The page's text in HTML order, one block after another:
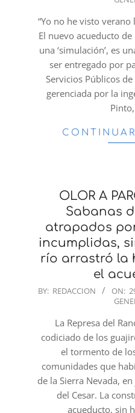
29
“Yo no he visto verano
El nuevo acueducto de
una ‘simulación’, es
ser entregado por
Servicios Públicos
gerenciada por la
OLOR A
Sabanas
atrapados
incumplidas,
río arrastró la
el
2024-
BY: REDACCION ON:
La Represa del
codiciado de los
el tormento de
comunidades que
de la Sierra Nevada,
del Cesar. La
acueducto, sin